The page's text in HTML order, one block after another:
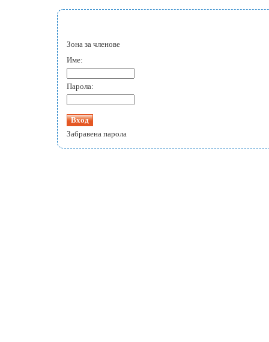
Зона за членове
Име:
Парола:
Забравена парола